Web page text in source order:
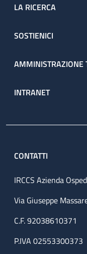
LA RICERCA
SOSTIENICI
AMMINISTRAZIONE
INTRANET
CONTATTI
IRCCS Azienda
Via Giuseppe
C.F. 92038610371
P.IVA 02553300373